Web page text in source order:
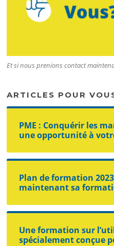
Et si nous prenions contact
ARTICLES POUR
PME : Conquérir les
une opportunité à
Plan de formation
maintenant sa
Une formation sur
spécialement conçue